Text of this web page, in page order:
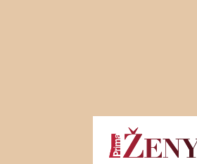
Horoskopy